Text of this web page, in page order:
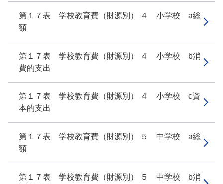
第１７表 学校教育費（財源別） ４ 小学校 a総
額
第１７表 学校教育費（財源別） ４ 小学校 b消
費的支出
第１７表 学校教育費（財源別） ４ 小学校 c資
本的支出
第１７表 学校教育費（財源別） ５ 中学校 a総
額
第１７表 学校教育費（財源別） ５ 中学校 b消